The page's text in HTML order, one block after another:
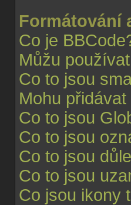
Formátování
Co je
Můžu
Co to jsou
Mohu
Co to jsou
Co to jsou
Co to jsou
Co to jsou
Co jsou ikony